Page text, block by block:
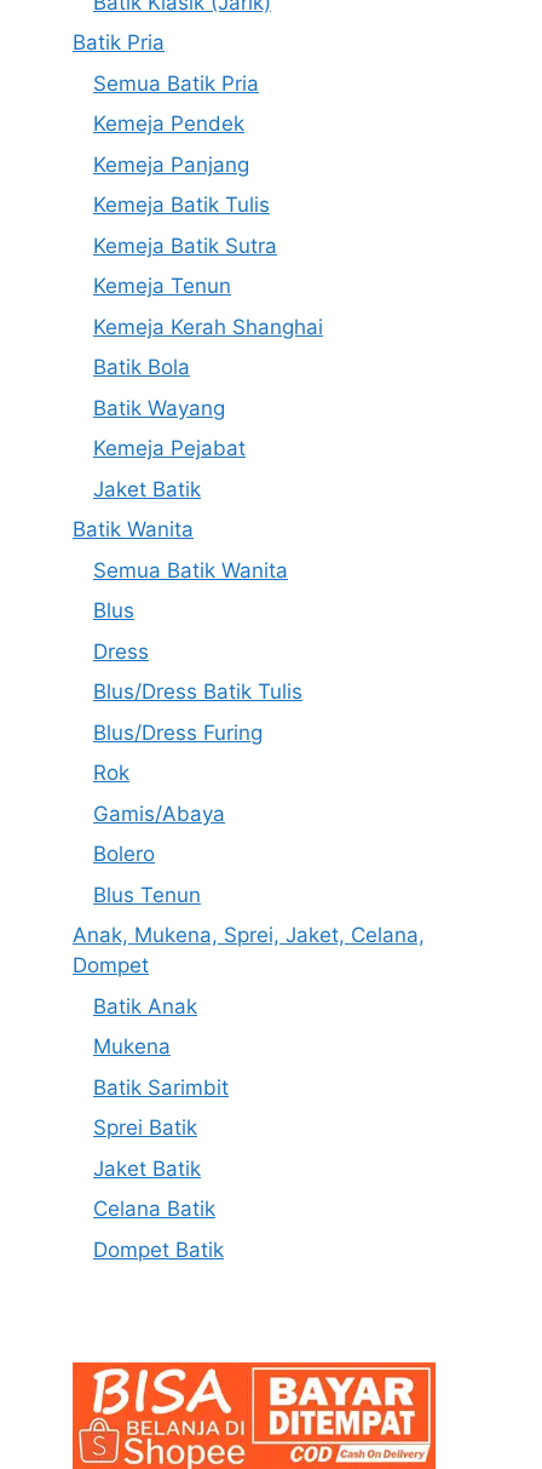
Batik Pria
Semua Batik Pria
Kemeja Pendek
Kemeja Panjang
Kemeja Batik Tulis
Kemeja Batik Sutra
Kemeja Tenun
Kemeja Kerah Shanghai
Batik Bola
Batik Wayang
Kemeja Pejabat
Jaket Batik
Batik Wanita
Semua Batik Wanita
Blus
Dress
Blus/Dress Batik Tulis
Blus/Dress Furing
Rok
Gamis/Abaya
Bolero
Blus Tenun
Anak, Mukena, Sprei, Jaket, Celana,
Dompet
Batik Anak
Mukena
Batik Sarimbit
Sprei Batik
Jaket Batik
Celana Batik
Dompet Batik